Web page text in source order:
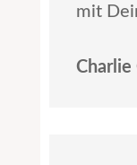
mit
Charlie